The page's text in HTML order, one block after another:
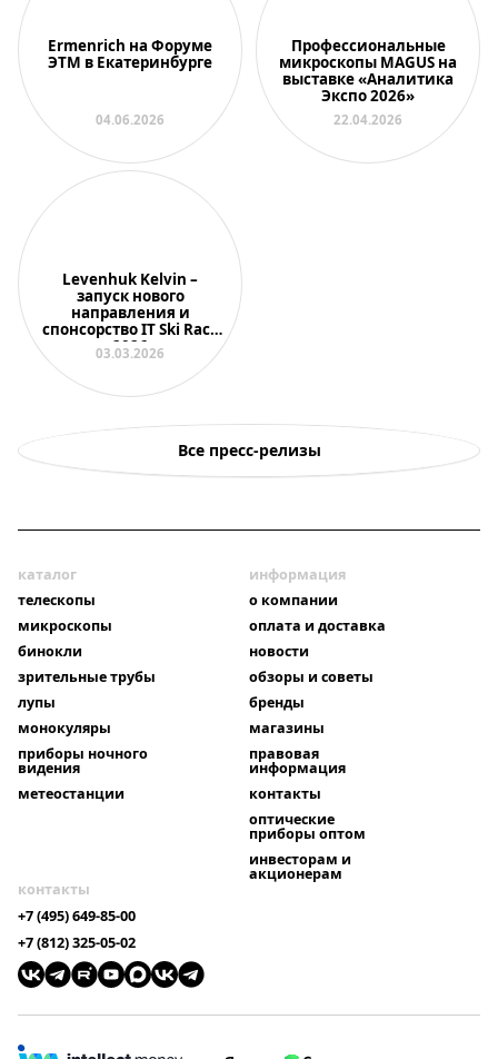
Ermenrich на Форуме
ЭТМ в Екатеринбурге
04.06.2026
Профессиональные
микроскопы MAGUS на
выставке «Аналитика
Экспо 2026»
22.04.2026
Levenhuk Kelvin –
запуск нового
направления и
спонсорство IT Ski Race
2026
03.03.2026
Все пресс-релизы
каталог
телескопы
микроскопы
бинокли
зрительные трубы
лупы
монокуляры
приборы ночного
видения
метеостанции
информация
о компании
оплата и доставка
новости
обзоры и советы
бренды
магазины
правовая
информация
контакты
оптические
приборы оптом
инвесторам и
акционерам
контакты
+7 (495) 649-85-00
+7 (812) 325-05-02